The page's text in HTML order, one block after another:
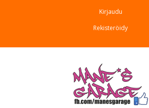
Kirjaudu
Rekisteröidy